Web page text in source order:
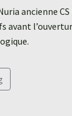
ancienne
avant